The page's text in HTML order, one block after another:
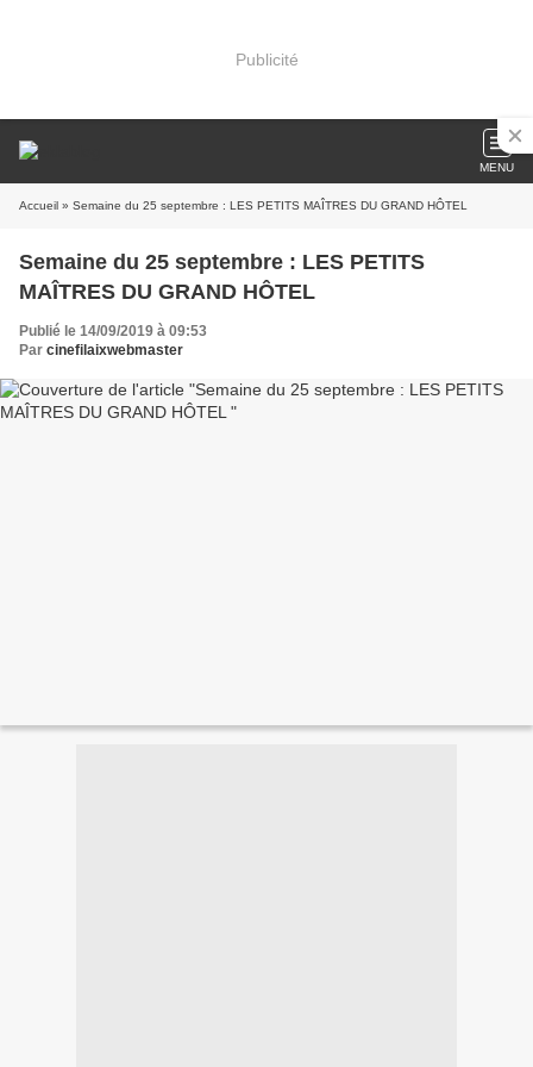
Publicité
MENU
Accueil » Semaine du 25 septembre : LES PETITS MAÎTRES DU GRAND HÔTEL
Semaine du 25 septembre : LES PETITS
MAÎTRES DU GRAND HÔTEL
Publié le 14/09/2019 à 09:53
Par cinefilaixwebmaster